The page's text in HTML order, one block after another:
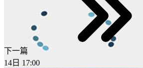
下一篇
14日 17:00